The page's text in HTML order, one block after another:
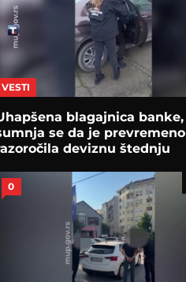
VESTI
blagajnica banke,
se da je prevremeno
deviznu štednju
0